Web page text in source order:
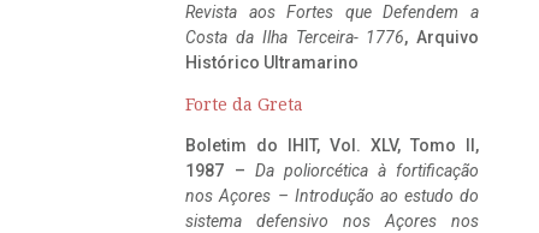
Revista aos Fortes que Defendem a
Costa da Ilha Terceira- 1776, Arquivo
Histórico Ultramarino
Forte da Greta
Boletim do IHIT, Vol. XLV, Tomo II,
1987 – Da poliorcética à fortificação
nos Açores – Introdução ao estudo do
sistema defensivo nos Açores nos